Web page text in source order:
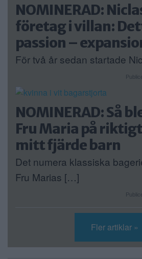
NOMINERAD:
företag i villan:
passion –
För två år sedan startade
NOMINERAD: Så
Fru Maria på
mitt fjärde barn
Det numera klassiska
Fru Marias […]
Fler artiklar »